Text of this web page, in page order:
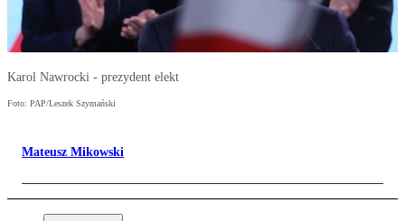
Karol Nawrocki - prezydent elekt
Foto: PAP/Leszek Szymański
Mateusz Mikowski